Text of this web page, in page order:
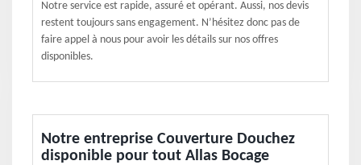
Notre service est rapide, assuré et opérant. Aussi, nos devis
restent toujours sans engagement. N’hésitez donc pas de
faire appel à nous pour avoir les détails sur nos offres
disponibles.
Notre entreprise Couverture Douchez
disponible pour tout Allas Bocage